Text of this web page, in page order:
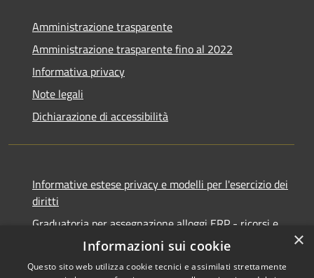
Amministrazione trasparente
Amministrazione trasparente fino al 2022
Informativa privacy
Note legali
Dichiarazione di accessibilità
Informative estese privacy e modelli per l'esercizio dei
diritti
Graduatoria per assegnazione alloggi ERP - ricorsi e
×
Informazioni sui cookie
Questo sito web utilizza cookie tecnici e assimilati strettamente